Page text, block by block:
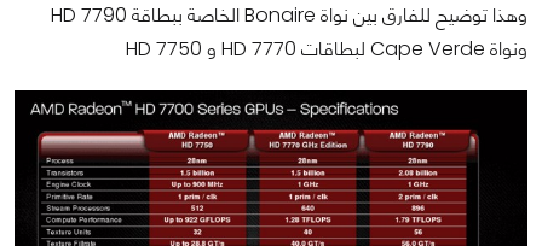
وهذا توضيح للفارق بين نواة Bonaire الخاصة ببطاقة HD 7790
ونواة Cape Verde لبطاقات HD 7770 و HD 7750